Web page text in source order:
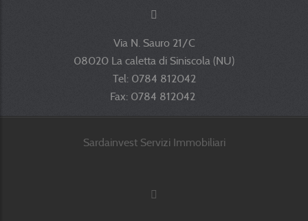
Via N. Sauro 21/C
08020 La caletta di Siniscola (NU)
Tel: 0784 812042
Fax: 0784 812042
Sardainvest Servizi Immobiliari